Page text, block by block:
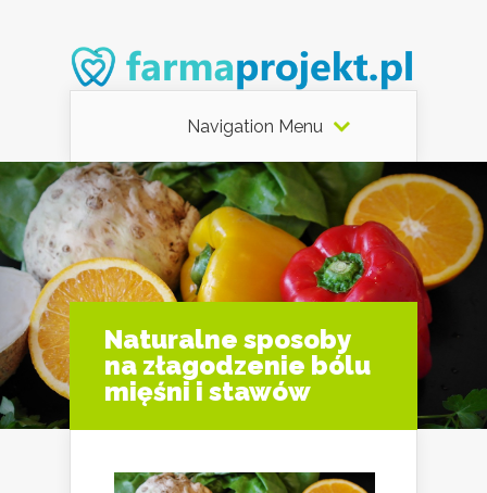
Navigation Menu
Naturalne sposoby
na złagodzenie bólu
mięśni i stawów